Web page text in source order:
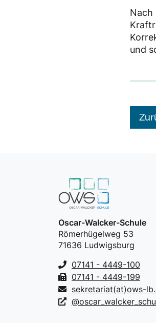
Nach
und
Oscar-Walcker-Schule
Römerhügelweg 53
71636 Ludwigsburg
07141 - 4449-100
07141 - 4449-199
sekretariat(at)ows-